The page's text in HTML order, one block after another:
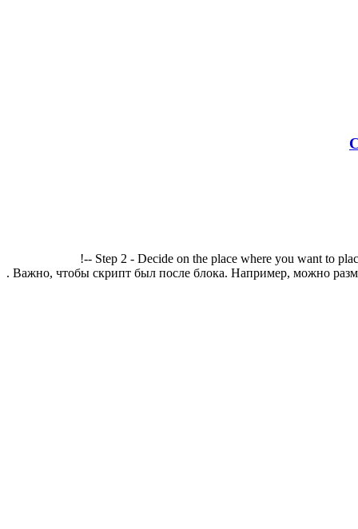
!-- Step 2 - Decide on the place where you want to
. Важно, чтобы скрипт был после блока. Например, можно